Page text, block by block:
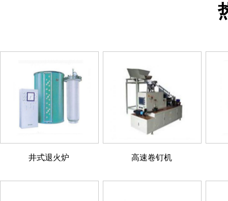
井式退火炉 高速卷钉机